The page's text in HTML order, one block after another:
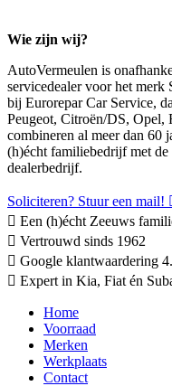
Wie zijn wij?
AutoVermeulen is
servicedealer voor het merk
bij Eurorepar Car Service,
Peugeot, Citroën/DS, Opel,
combineren al meer dan 60
(h)écht familiebedrijf met
dealerbedrijf.
Soliciteren? Stuur een mail!
Een (h)écht Zeeuws
Vertrouwd sinds 1962
Google klantwaardering
Expert in Kia, Fiat én
Home
Voorraad
Merken
Werkplaats
Contact